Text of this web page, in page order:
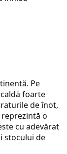
Pe
foarte
de înot,
o
cu adevărat
stocului de